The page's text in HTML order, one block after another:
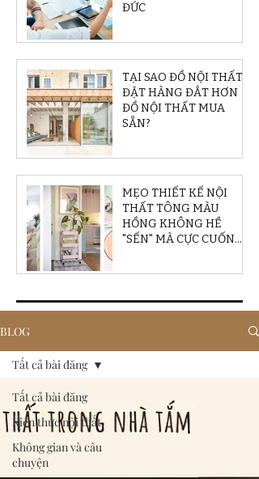
ĐỨC
TẠI SAO ĐỒ NỘI THẤT
ĐẶT HÀNG ĐẮT HƠN
ĐỒ NỘI THẤT MUA
SẴN?
MẸO THIẾT KẾ NỘI
THẤT TÔNG MÀU
HỒNG KHÔNG HỀ
"SẾN" MÀ CỰC CUỐN
BLOG
Tất cả bài đăng
Kiến thức nội thất
Không gian và câu
chuyện
Tất cả bài đăng